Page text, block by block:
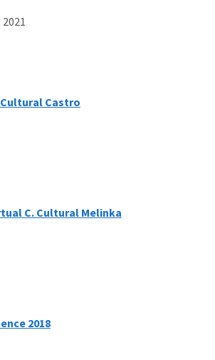
Castro
C. Cultural Melinka
2018